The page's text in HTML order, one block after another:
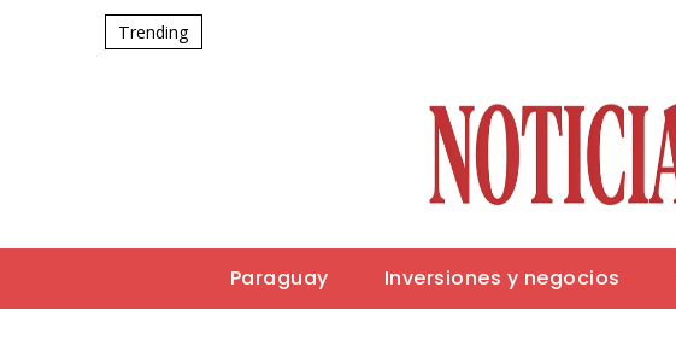
Trending
Paraguay Inversiones y negocios